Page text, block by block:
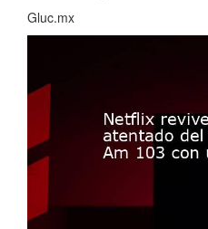
Gluc.mx